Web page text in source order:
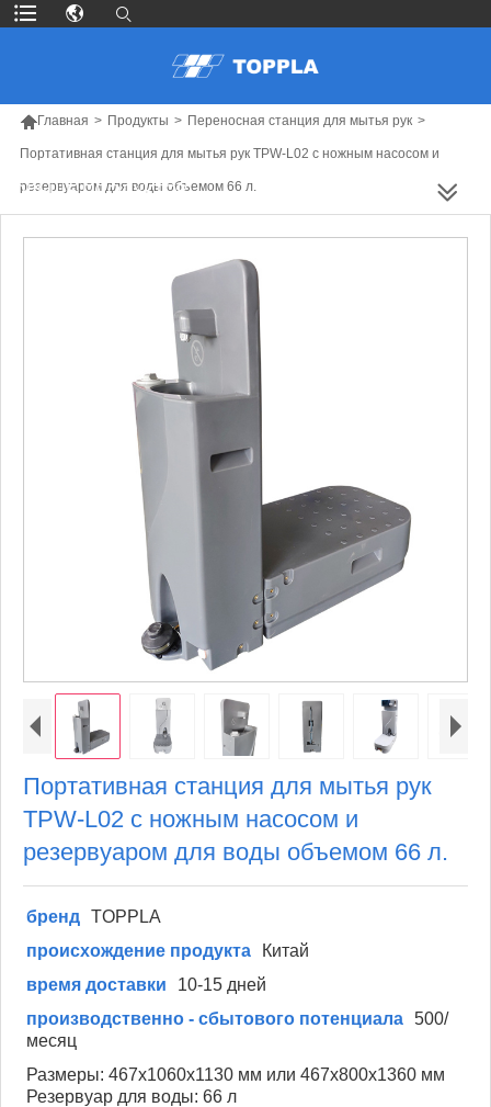
Главная > Продукты > Переносная станция для мытья рук >
Портативная станция для мытья рук TPW-L02 с ножным насосом и
резервуаром для воды объемом 66 л.
БОЛЬШЕ ПРОДУКТОВ
Портативная станция для мытья рук
TPW-L02 с ножным насосом и
резервуаром для воды объемом 66 л.
бренд TOPPLA
происхождение продукта
Китай
время доставки
10-15 дней
производственно - сбытового потенциала 500/
месяц
Размеры: 467x1060x1130 мм или 467x800x1360 мм
Резервуар для воды: 66 л